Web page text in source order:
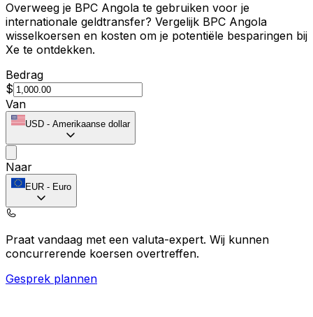
Overweeg je BPC Angola te gebruiken voor je
internationale geldtransfer? Vergelijk BPC Angola
wisselkoersen en kosten om je potentiële besparingen bij
Xe te ontdekken.
Bedrag
$
Van
USD - Amerikaanse dollar
Naar
EUR - Euro
Praat vandaag met een valuta-expert. Wij kunnen
concurrerende koersen overtreffen.
Gesprek plannen